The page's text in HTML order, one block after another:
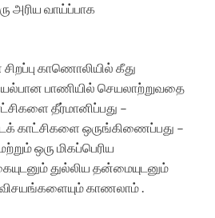
அரிய வாய்ப்பாக
காணொலியில் கீது
பாணியில் செயலாற்றுவதை
தீர்மானிப்பது –
காட்சிகளை ஒருங்கிணைப்பது –
ஒரு மிகப்பெரிய
துல்லிய தன்மையுடனும்
காணலாம் .